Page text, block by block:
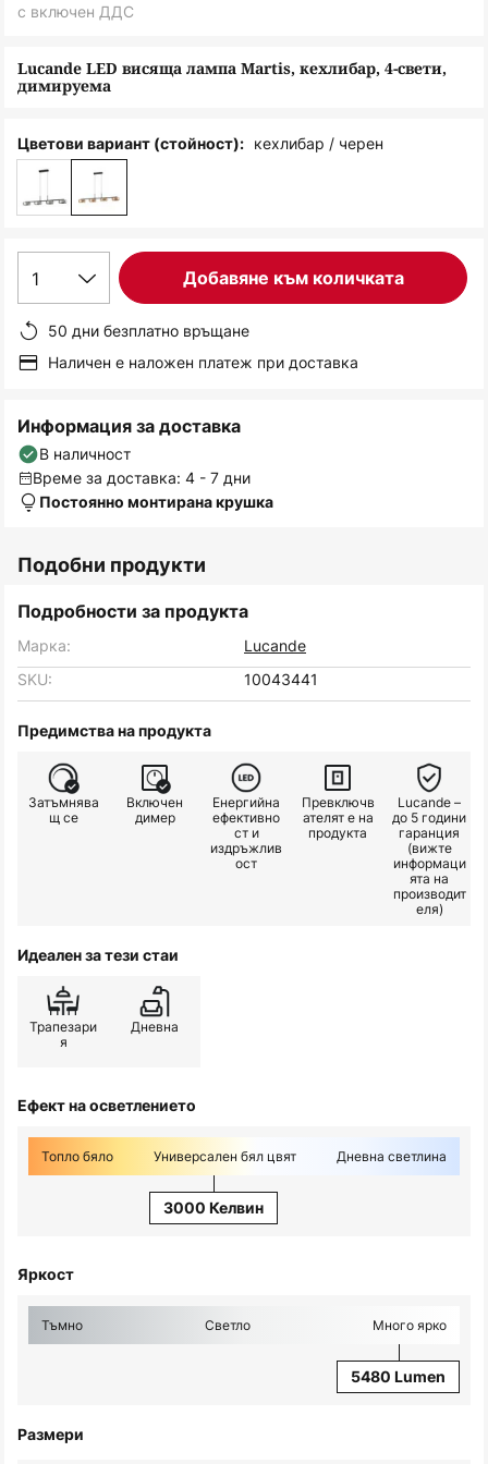
снимки
Lucande LED висяща лампа Martis, кехлибар, 4-свети,
димируема
с включен ДДС
Цветови вариант (стойност): кехлибар / черен
1 Добавяне към количката
50 дни безплатно връщане
Наличен е наложен платеж при доставка
Информация за доставка
В наличност
Време за доставка: 4 - 7 дни
Постоянно монтирана крушка
Подобни продукти
Подробности за продукта
Марка:
Lucande
SKU:
10043441
Предимства на продукта
Затъмнява
щ се
Включен
димер
Енергийна
ефективно
ст и
издръжлив
ост
Превключв
ателят е на
продукта
Lucande –
до 5 години
гаранция
(вижте
информаци
ята на
производит
еля)
Идеален за тези стаи
Трапезари
я
Дневна
Ефект на осветлението
Топло бяло Универсален бял цвят Дневна светлина
3000 Келвин
Яркост
Тъмно Светло Много ярко
5480 Lumen
Размери